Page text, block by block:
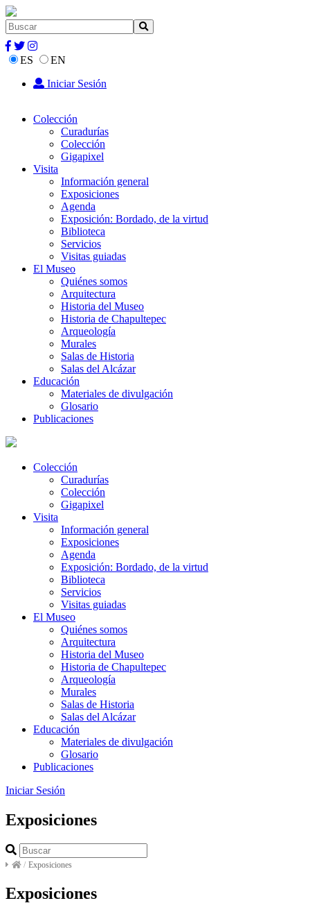
ES
EN
Iniciar Sesión
Colección
Curadurías
Colección
Gigapixel
Visita
Información general
Exposiciones
Agenda
Exposición: Bordado, de la virtud
Biblioteca
Servicios
Visitas guiadas
El Museo
Quiénes somos
Arquitectura
Historia del Museo
Historia de Chapultepec
Arqueología
Murales
Salas de Historia
Salas del Alcázar
Educación
Materiales de divulgación
Glosario
Publicaciones
Colección
Curadurías
Colección
Gigapixel
Visita
Información general
Exposiciones
Agenda
Exposición: Bordado, de la virtud
Biblioteca
Servicios
Visitas guiadas
El Museo
Quiénes somos
Arquitectura
Historia del Museo
Historia de Chapultepec
Arqueología
Murales
Salas de Historia
Salas del Alcázar
Educación
Materiales de divulgación
Glosario
Publicaciones
Iniciar Sesión
Exposiciones
/ Exposiciones
Exposiciones